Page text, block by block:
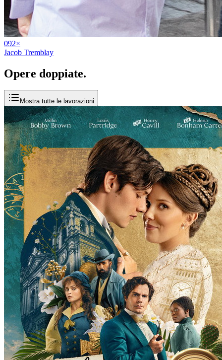
092×
Jacob Tremblay
Opere doppiate.
Mostra tutte le lavorazioni